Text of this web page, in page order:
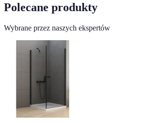
Polecane produkty
Wybrane przez naszych ekspertów